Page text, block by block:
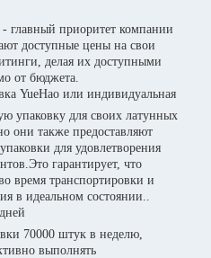
- главный приоритет компании
доступные цены на свои
делая их доступными
от бюджета.
YueHao или индивидуальная
упаковку для своих латунных
они также предоставляют
для удовлетворения
гарантирует, что
время транспортировки и
в идеальном состоянии..
70000 штук в неделю,
выполнять